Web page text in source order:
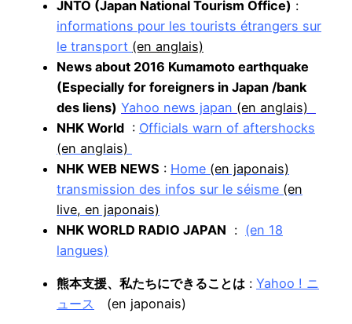
JNTO (Japan National Tourism Office) :
informations pour les tourists étrangers sur
le transport (en anglais)
News about 2016 Kumamoto earthquake
(Especially for foreigners in Japan /bank
des liens) Yahoo news japan (en anglais)
NHK World : Officials warn of aftershocks
(en anglais)
NHK WEB NEWS : Home (en japonais)
transmission des infos sur le séisme (en
live, en japonais)
NHK WORLD RADIO JAPAN : (en 18
langues)
熊本支援、私たちにできることは : Yahoo ! ニ
ュース (en japonais)